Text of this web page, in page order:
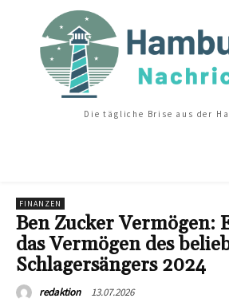
Die tägliche Brise aus der
FINANZEN
Ben Zucker Vermögen:
das Vermögen des
Schlagersängers 2024
redaktion 13.07.2026